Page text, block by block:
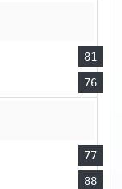
81
76
77
88